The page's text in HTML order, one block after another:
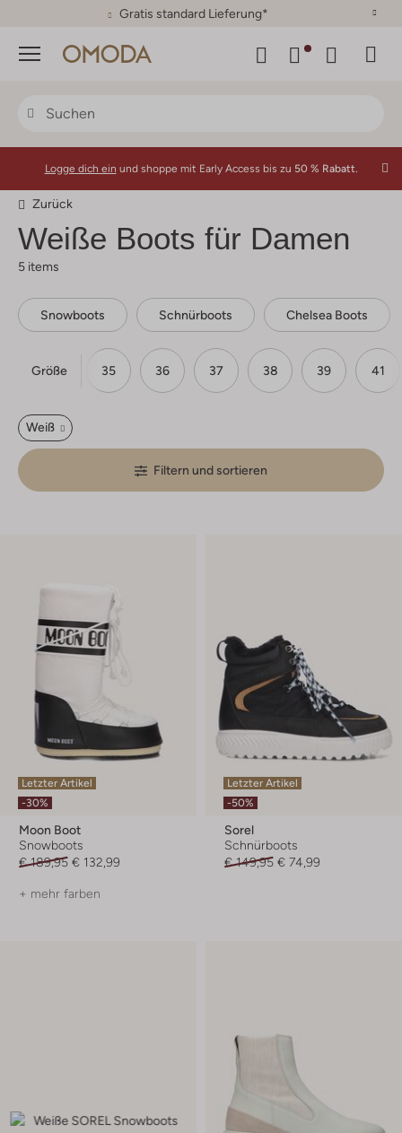
30 Tage Rückgaberecht
Menü
Logge dich ein und shoppe mit Early Access bis zu 50 % Rabatt.
Zurück
Weiße Boots für Damen
5 items
Snowboots Schnürboots Chelsea Boots
Größe 35 36 37 38 39 41
Weiß
Filtern und sortieren
Letzter Artikel
-30%
Moon Boot
Snowboots
€ 189,95 € 132,99
+ mehr farben
Letzter Artikel
-50%
Sorel
Schnürboots
€ 149,95 € 74,99